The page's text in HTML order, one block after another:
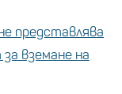
представлява
вземане на